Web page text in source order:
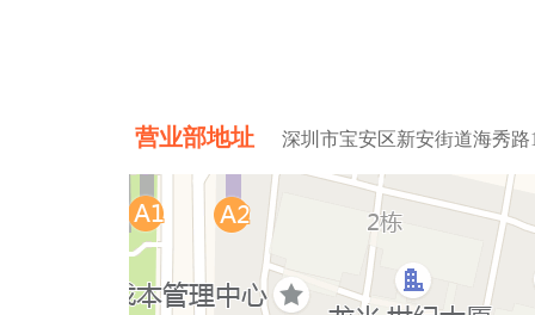
营业部地址 深圳市宝安区新安街道海秀